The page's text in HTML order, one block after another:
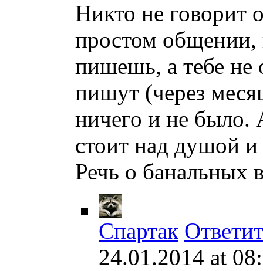
Никто не говорит
простом общении,
пишешь, а тебе не
пишут (через
ничего и не было.
стоит над душой и
Речь о банальных
Спартак
24.01.2014 at